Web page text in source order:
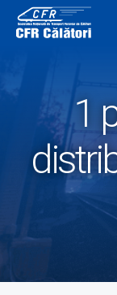
content
1